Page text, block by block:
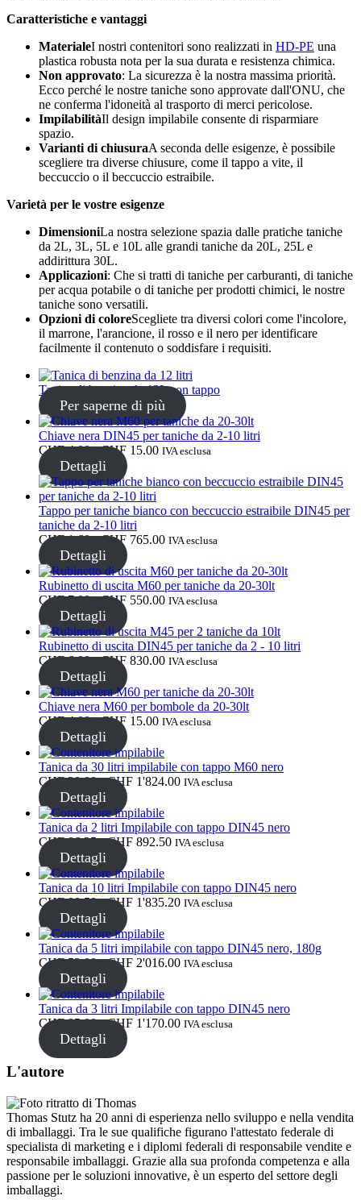
Lattine (73)
Nebulizzatore fine(8)
Bottiglie(519)
Bottiglie di riempimento a caldo(6)
Contenitore(21)
Cosmetici(292)
Cibo(483)
Sostenibile(301)
Bottiglie per salse(24)
Bottiglie per liquori(81)
Spruzzatore(18)
Serbatoi(2)
Chiusure (173)
Bottiglie di vino e bottiglie di
champagne(83)
Caratteristiche e vantaggi
MaterialeI nostri contenitori sono realizzati in HD-PE una
plastica robusta nota per la sua durata e resistenza chimica.
Non approvato: La sicurezza è la nostra massima priorità.
Ecco perché le nostre taniche sono approvate dall'ONU, che
ne conferma l'idoneità al trasporto di merci pericolose.
ImpilabilitàIl design impilabile consente di risparmiare
spazio.
Varianti di chiusuraA seconda delle esigenze, è possibile
scegliere tra diverse chiusure, come il tappo a vite, il
beccuccio o il beccuccio estraibile.
Varietà per le vostre esigenze
DimensioniLa nostra selezione spazia dalle pratiche taniche
da 2L, 3L, 5L e 10L alle grandi taniche da 20L, 25L e
addirittura 30L.
Applicazioni: Che si tratti di taniche per carburanti, di taniche
per acqua potabile o di taniche per prodotti chimici, le nostre
taniche sono versatili.
Opzioni di coloreScegliete tra diversi colori come l'incolore,
il marrone, l'arancione, il rosso e il nero per identificare
facilmente il contenuto o soddisfare i requisiti.
Tanica di benzina da 12L con tappo
Per saperne di più
Chiave nera DIN45 per taniche da 2-10 litri
CHF4.00 - CHF 15.00Fascia
prezzo:
CHF 4.00
CHF 15.00
IVA esclusa
Dettagli
Tappo per taniche bianco con beccuccio estraibile DIN45 per
taniche da 2-10 litri
CHF1.60 - CHF 765.00Fascia
prezzo:
da
CHF 1.60
CHF 765.00
IVA esclusa
Dettagli
Rubinetto di uscita M60 per taniche da 20-30lt
CHF7.00 - CHF 550.00Fascia
prezzo:
da
CHF 7.00
CHF 550.00
IVA esclusa
Dettagli
Rubinetto di uscita DIN45 per taniche da 2 - 10 litri
CHF6.00 - CHF 830.00Fascia
prezzo:
da
CHF 6.00
IVA esclusa
Dettagli
Chiave nera M60 per bombole da 20-30lt
CHF4.00 - CHF 15.00Fascia
prezzo:
da
CHF 4.00
CHF 15.00
IVA esclusa
Dettagli
Tanica da 30 litri impilabile con tappo M60 nero
CHF30.00 - CHF 1'824.00Fascia
da
CHF 30.00
IVA esclusa
Dettagli
Tanica da 2 litri Impilabile con tappo DIN45 nero
CHF86.25 - CHF 892.50Fascia
da
CHF 86.25
IVA esclusa
Dettagli
Tanica da 10 litri Impilabile con tappo DIN45 nero
CHF88.50 - CHF 1'835.20Fascia
da
CHF 88.50
IVA esclusa
Dettagli
Tanica da 5 litri impilabile con tappo DIN45 nero, 180g
CHF53.00 - CHF 2'016.00Fascia
da
CHF 53.00
IVA esclusa
Dettagli
Tanica da 3 litri Impilabile con tappo DIN45 nero
CHF95.00 - CHF 1'170.00Fascia
CHF 1'170.00
IVA esclusa
Dettagli
L'autore
Thomas Stutz ha 20 anni di esperienza nello sviluppo e nella vendita
di imballaggi. Tra le sue qualifiche figurano l'attestato federale di
specialista di marketing e i diplomi federali di responsabile vendite e
responsabile imballaggi. Grazie alla sua profonda competenza e alla
passione per le soluzioni innovative, è un esperto del settore degli
imballaggi.